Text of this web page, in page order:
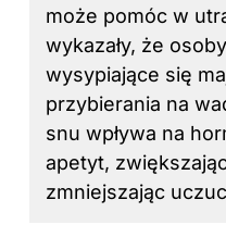
może pomóc w
wykazały, że
wysypiające się
przybierania na
snu wpływa na
apetyt,
zmniejszając